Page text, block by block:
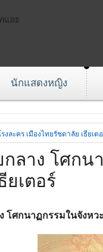
และ
นักแสดงหญิง
รงละคร เมืองไทยรัชดาลัย เธียเต
กลาง โศกน
ยเตอร์
โศกนาฏกรรมในจังหว